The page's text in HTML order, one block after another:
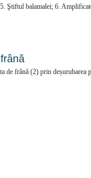
Ştiftul balamalei; 6.
de frână (2) prin deșurubarea